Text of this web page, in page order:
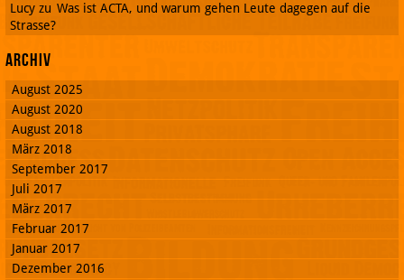
Lucy zu Was ist ACTA, und warum gehen Leute dagegen auf die
Strasse?
Archiv
August 2025
August 2020
August 2018
März 2018
September 2017
Juli 2017
März 2017
Februar 2017
Januar 2017
Dezember 2016